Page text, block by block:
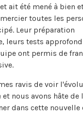
ait été mené à bien
toutes les
Leur préparation
leurs tests
ont permis de
ravis de voir
et nous avons hâte de
dans cette nouvelle